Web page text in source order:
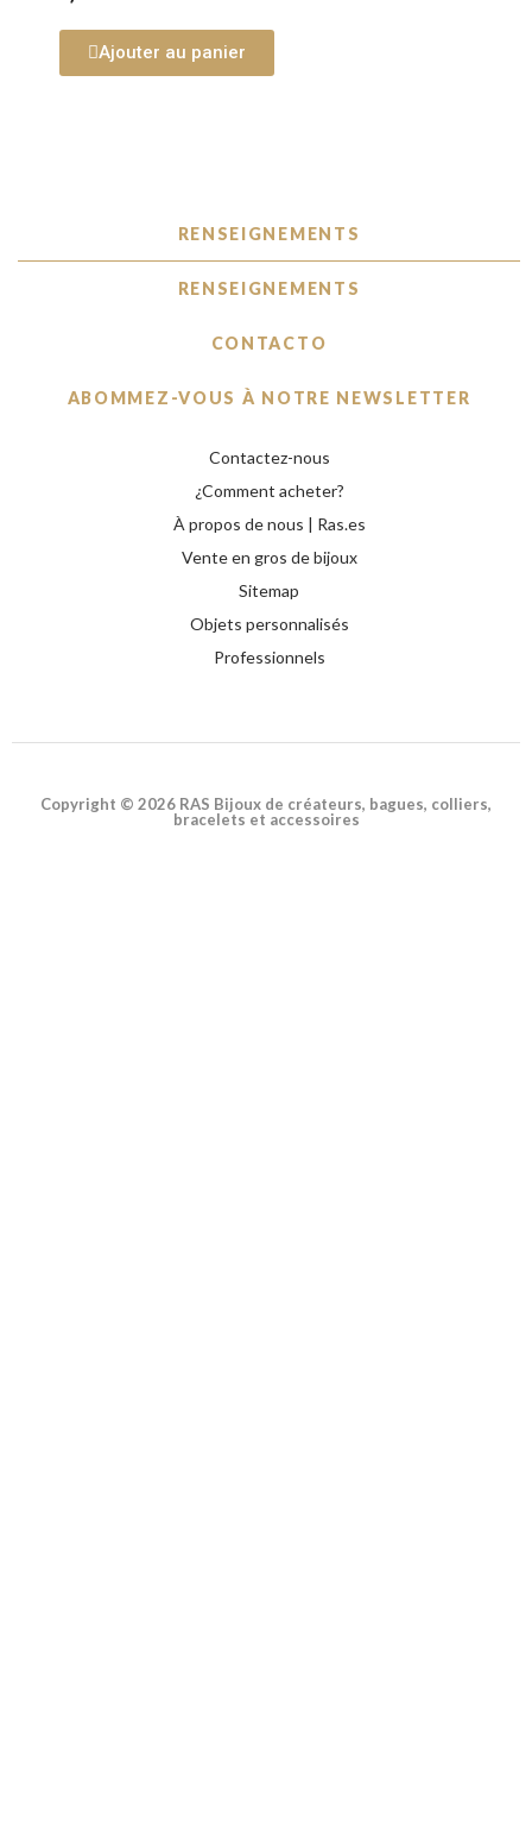
Ajouter au panier
RENSEIGNEMENTS
RENSEIGNEMENTS
CONTACTO
ABOMMEZ-VOUS À NOTRE NEWSLETTER
Contactez-nous
¿Comment acheter?
À propos de nous | Ras.es
Vente en gros de bijoux
Sitemap
Objets personnalisés
Professionnels
Copyright © 2026 RAS Bijoux de créateurs, bagues, colliers,
bracelets et accessoires